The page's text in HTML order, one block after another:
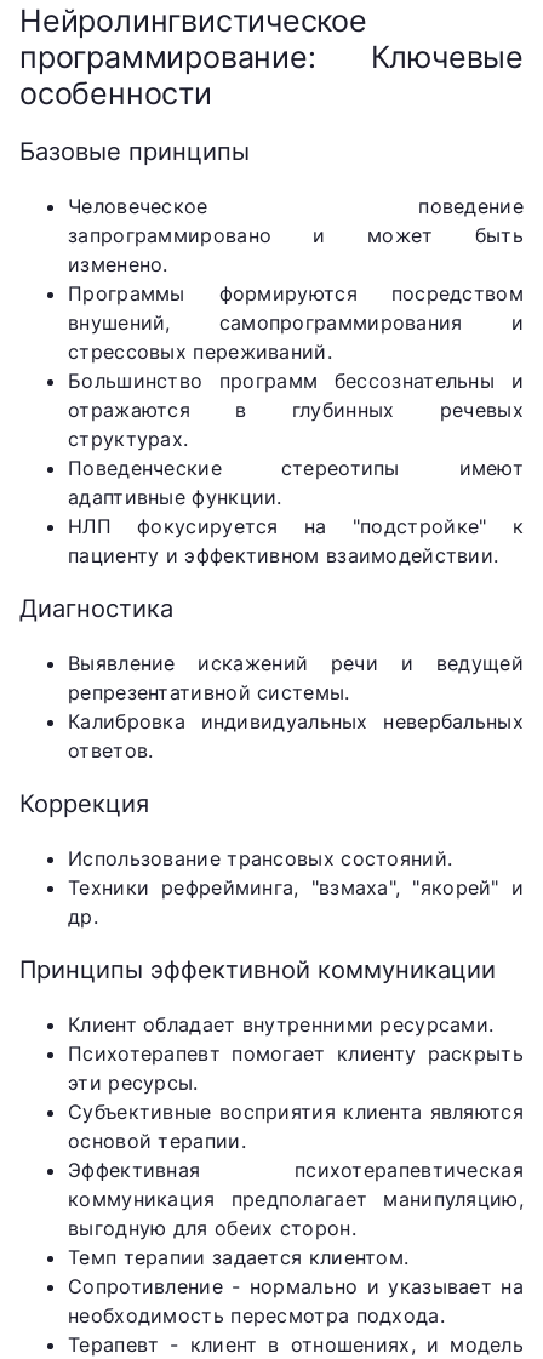
Нейролингвистическое
программирование: Ключевые
особенности
Базовые принципы
Человеческое поведение
запрограммировано и может быть
изменено.
Программы формируются посредством
внушений, самопрограммирования и
стрессовых переживаний.
Большинство программ бессознательны и
отражаются в глубинных речевых
структурах.
Поведенческие стереотипы имеют
адаптивные функции.
НЛП фокусируется на "подстройке" к
пациенту и эффективном взаимодействии.
Диагностика
Выявление искажений речи и ведущей
репрезентативной системы.
Калибровка индивидуальных невербальных
ответов.
Коррекция
Использование трансовых состояний.
Техники рефрейминга, "взмаха", "якорей" и
др.
Принципы эффективной коммуникации
Клиент обладает внутренними ресурсами.
Психотерапевт помогает клиенту раскрыть
эти ресурсы.
Субъективные восприятия клиента являются
основой терапии.
Эффективная психотерапевтическая
коммуникация предполагает манипуляцию,
выгодную для обеих сторон.
Темп терапии задается клиентом.
Сопротивление - нормально и указывает на
необходимость пересмотра подхода.
Терапевт - клиент в отношениях, и модель